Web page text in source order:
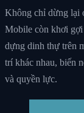
Không chỉ dừng lại
Mobile còn khơi gợi
dựng dinh thự trên
trí khác nhau, biến
và quyền lực.